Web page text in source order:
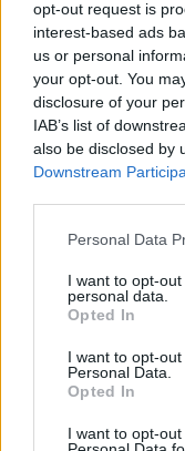
opt-out request is
interest-based ads
us or personal
your opt-out. You
disclosure of your
IAB’s list of
also be disclosed by
Downstream
Please note that
not limited to your
grant or deny
use your data for
consent section.
Personal Data
I want to opt-
personal data.
Opted In
I want to opt-
Personal Data.
Opted In
I want to opt-
Πηγή: ΑΠΕ-ΜΠΕ
Ακολουθήστε το
πρώτοι όλες τις